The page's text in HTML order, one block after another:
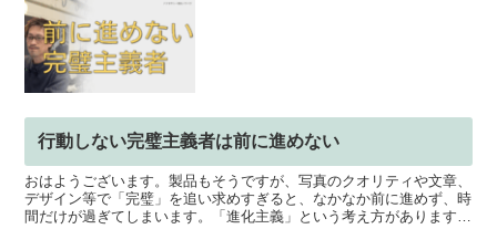
行動しない完璧主義者は前に進めない
おはようございます。製品もそうですが、写真のクオリティや文章、
デザイン等で「完璧」を追い求めすぎると、なかなか前に進めず、時
間だけが過ぎてしまいます。「進化主義」という考え方があります。